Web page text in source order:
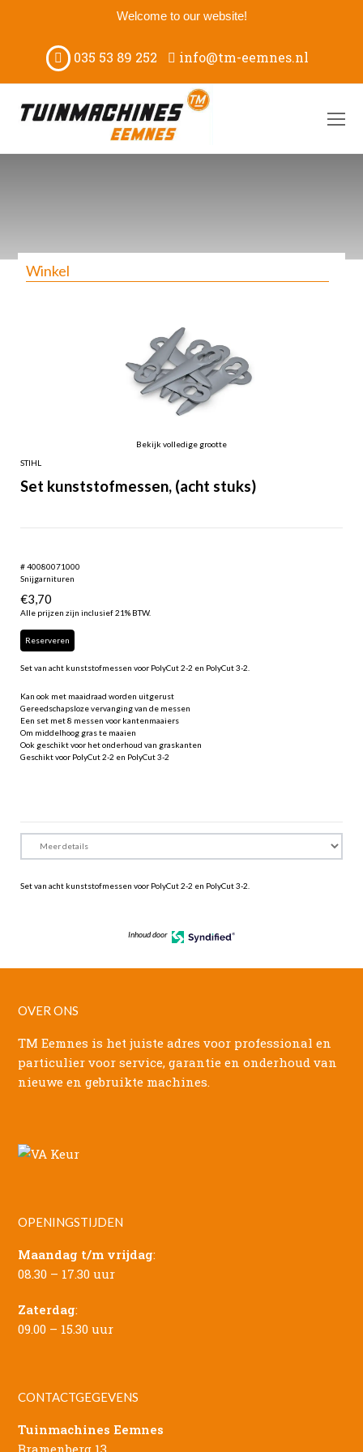
Welcome to our website!
035 53 89 252 info@tm-eemnes.nl
Winkel
Bekijk volledige grootte
STIHL
Set kunststofmessen, (acht stuks)
# 40080071000
Snijgarnituren
€3,70
Alle prijzen zijn inclusief 21% BTW.
Reserveren
Set van acht kunststofmessen voor PolyCut 2-2 en PolyCut 3-2.
Kan ook met maaidraad worden uitgerust
Gereedschapsloze vervanging van de messen
Een set met 8 messen voor kantenmaaiers
Om middelhoog gras te maaien
Ook geschikt voor het onderhoud van graskanten
Geschikt voor PolyCut 2-2 en PolyCut 3-2
Set van acht kunststofmessen voor PolyCut 2-2 en PolyCut 3-2.
Inhoud door
OVER ONS
TM Eemnes is het juiste adres voor professional en
particulier voor service, garantie en onderhoud van
nieuwe en gebruikte machines.
OPENINGSTIJDEN
Maandag t/m vrijdag:
08.30 – 17.30 uur
Zaterdag:
09.00 – 15.30 uur
CONTACTGEGEVENS
Tuinmachines Eemnes
Bramenberg 13